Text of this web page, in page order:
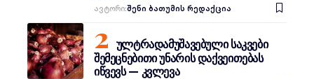
Ავტორი:შენი ბათუმის რედაქცია
ულტრადამუშავებული საკვები
შემეცნებითი უნარის დაქვეითებას
იწვევს — კვლევა